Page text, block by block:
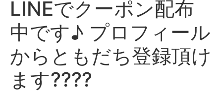
LINEでクーポン配布
中です♪ プロフィール
からともだち登録頂け
ます????